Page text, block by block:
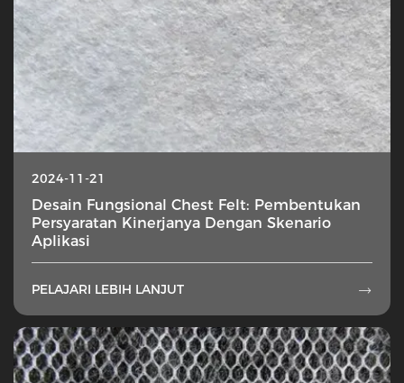
2024-11-21
Desain Fungsional Chest Felt: Pembentukan
Persyaratan Kinerjanya Dengan Skenario
Aplikasi
PELAJARI LEBIH LANJUT 